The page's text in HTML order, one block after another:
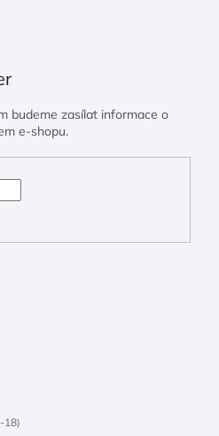
budeme zasílat informace o
e-shopu.
18)